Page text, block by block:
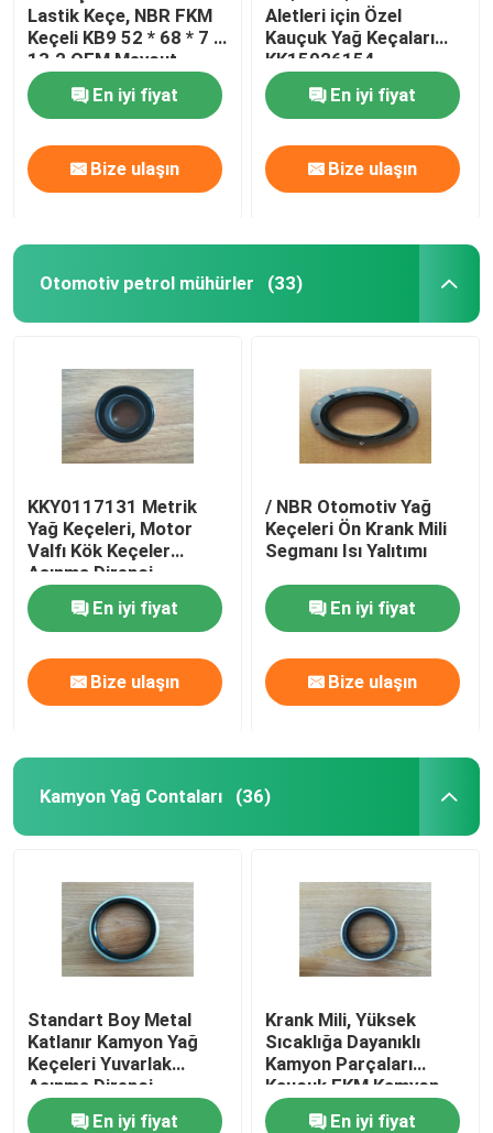
Vana kök petrol mühürler
Motor Tamir Parçaları
Elyaf Bezi Paketleme
Lastik Keçe, NBR FKM
Keçeli KB9 52 * 68 * 7 /
13.2 OEM Mevcut
En iyi fiyat
Bize ulaşın
Aletleri için Özel
Kauçuk Yağ Keçaları
KK15026154
En iyi fiyat
Bize ulaşın
Otomotiv petrol mühürler (33)
KKY0117131 Metrik
Yağ Keçeleri, Motor
Valfı Kök Keçeler
Aşınma Direnci
En iyi fiyat
Bize ulaşın
/ NBR Otomotiv Yağ
Keçeleri Ön Krank Mili
Segmanı Isı Yalıtımı
En iyi fiyat
Bize ulaşın
Kamyon Yağ Contaları (36)
Standart Boy Metal
Katlanır Kamyon Yağ
Keçeleri Yuvarlak
Aşınma Direnci
En iyi fiyat
Krank Mili, Yüksek
Sıcaklığa Dayanıklı
Kamyon Parçaları
Kauçuk FKM Kamyon
Model Yağ Keçesi
En iyi fiyat